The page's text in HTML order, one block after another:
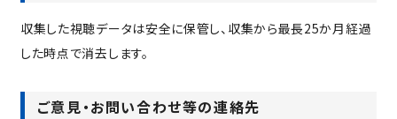
収集した視聴データは安全に保管し、収集から最長25か月経過
した時点で消去します。
ご意見・お問い合わせ等の連絡先